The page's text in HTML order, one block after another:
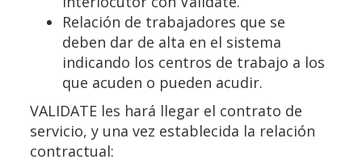
Relación de trabajadores que se
deben dar de alta en el sistema
indicando los centros de trabajo a los
que acuden o pueden acudir.
VALIDATE les hará llegar el contrato de
servicio, y una vez establecida la relación
contractual: